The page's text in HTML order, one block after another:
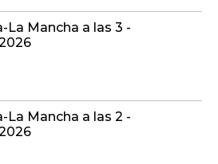
La Mancha a las 3 -
La Mancha a las 2 -